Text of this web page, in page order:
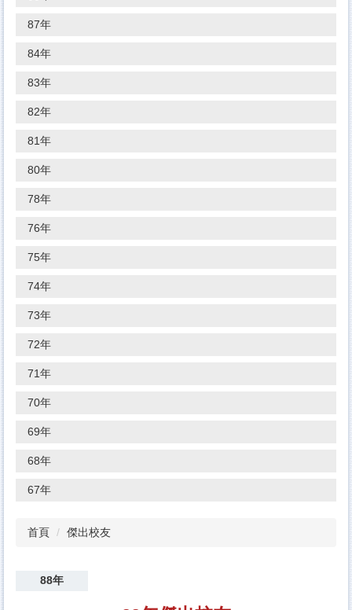
87年
84年
83年
82年
81年
80年
78年
76年
75年
74年
73年
72年
71年
70年
69年
68年
67年
首頁 傑出校友
88年